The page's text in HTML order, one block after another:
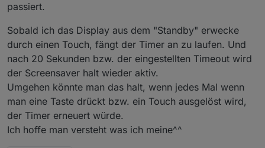
passiert.
Sobald ich das Display aus dem "Standby" erwecke
durch einen Touch, fängt der Timer an zu laufen. Und
nach 20 Sekunden bzw. der eingestellten Timeout wird
der Screensaver halt wieder aktiv.
Umgehen könnte man das halt, wenn jedes Mal wenn
man eine Taste drückt bzw. ein Touch ausgelöst wird,
der Timer erneuert würde.
Ich hoffe man versteht was ich meine^^